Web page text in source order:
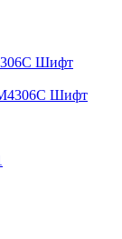
Шифт